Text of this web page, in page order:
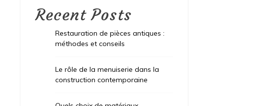
Recent Posts
Restauration de pièces antiques :
méthodes et conseils
Le rôle de la menuiserie dans la
construction contemporaine